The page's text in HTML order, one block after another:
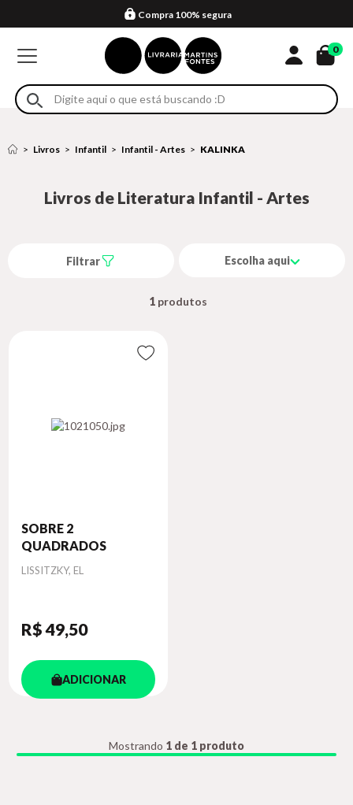
Formas de entrega
Compra 100% segura
Em até 4x sem juros no cartão*
Retire na loja
Eventos
0
Livros Infantil Infantil - Artes KALINKA
Livros de Literatura Infantil - Artes
Filtrar Escolha aqui
1
SOBRE 2
QUADRADOS
Autor
LISSITZKY, EL
R$ 49,50
ADICIONAR
Mostrando 1 de 1 produto